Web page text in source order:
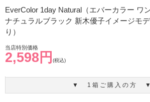
EverColor 1day Natural（エバーカラー ワ
ナチュラルブラック 新木優子イメージモ
り）
当店特別価格
2,598円 (税込)
▼ 1箱ご購入の方 ▼